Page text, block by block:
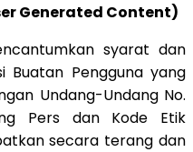
Generated Content)
syarat dan
Buatan Pengguna yang
Undang-Undang No.
Pers dan Kode Etik
secara terang dan